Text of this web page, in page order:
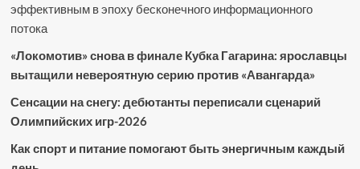
эффективным в эпоху бесконечного информационного
потока
«Локомотив» снова в финале Кубка Гагарина: ярославцы
вытащили невероятную серию против «Авангарда»
Сенсации на снегу: дебютанты переписали сценарий
Олимпийских игр-2026
Как спорт и питание помогают быть энергичным каждый